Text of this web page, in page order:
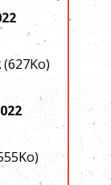
(627Ko)